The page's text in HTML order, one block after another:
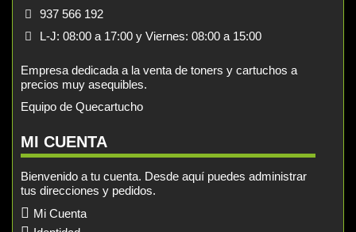
937 566 192
L-J: 08:00 a 17:00 y Viernes: 08:00 a 15:00
Empresa dedicada a la venta de toners y cartuchos a
precios muy asequibles.
Equipo de Quecartucho
MI CUENTA
Bienvenido a tu cuenta. Desde aquí puedes administrar
tus direcciones y pedidos.
Mi Cuenta